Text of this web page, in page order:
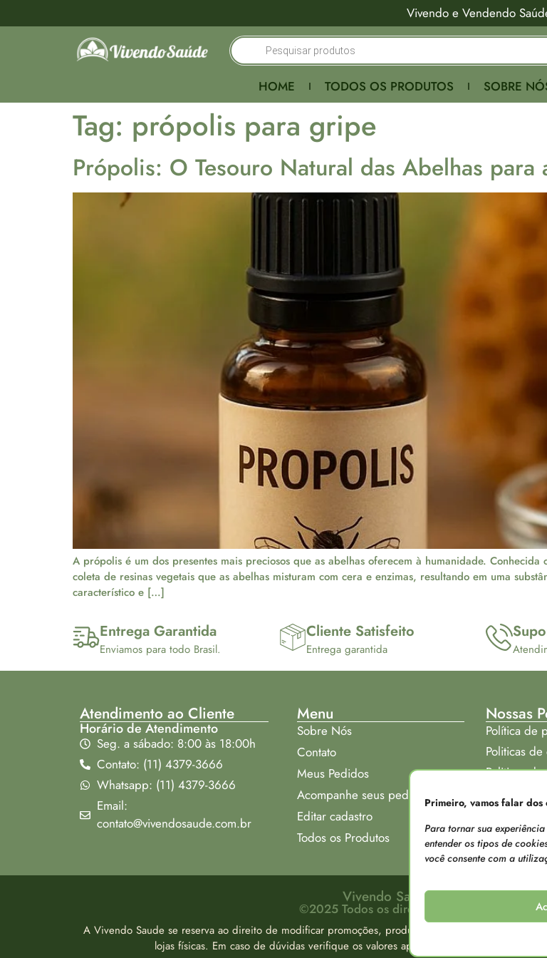
Primeiro, vamos falar
Para tornar sua
entender os tipos de
você consente com a
Vivendo e Vendendo
HOME TODOS OS PRODUTOS SOBRE
Tag: própolis para gripe
Própolis: O Tesouro Natural das Abelhas para
A própolis é um dos presentes mais preciosos que as abelhas oferecem à humanidade.
coleta de resinas vegetais que as abelhas misturam com cera e enzimas, resultando em uma
característico e […]
Entrega Garantida
Enviamos para todo Brasil.
Cliente Satisfeito
Entrega garantida
Atendimento ao Cliente
Horário de Atendimento
Seg. a sábado: 8:00 às 18:00h
Contato: (11) 4379-3666
Whatsapp: (11) 4379-3666
Email:
contato@vivendosaude.com.br
Menu
Sobre Nós
Contato
Meus Pedidos
Acompanhe seus pedidos
Editar cadastro
Todos os Produtos
Nossas
Política de
Politicas
Politicas
Vivendo Saude - CNPJ:
©2025 Todos os direitos reservados. Criado
A Vivendo Saude se reserva ao direito de modificar promoções, produtos e valores sem aviso
lojas físicas. Em caso de dúvidas verifique os valores apresentados entrando em